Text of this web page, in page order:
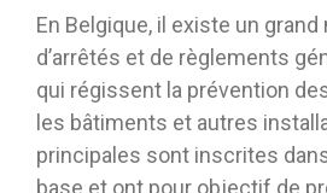
En Belgique, il existe un
d’arrêtés et de règlements
qui régissent la prévention
les bâtiments et autres
principales sont inscrites
base et ont pour objectif de